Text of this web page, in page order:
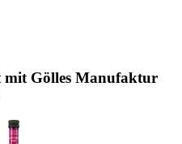
mit Gölles Manufaktur